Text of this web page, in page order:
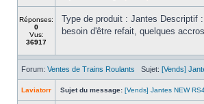
Réponses:
0
Vus:
36917
Type de produit : Jantes Descriptif
besoin d'être refait, quelques
Forum: Ventes de Trains Roulants Sujet: [Vends]
Laviatorr Sujet du message: [Vends] Jantes NEW